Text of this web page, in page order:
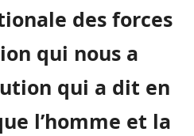
des forces
qui nous a
qui a dit en
l’homme et la